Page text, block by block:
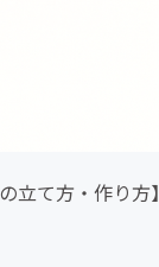
立て方・作り方】